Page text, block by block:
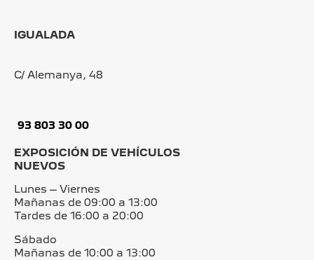
IGUALADA
C/ Alemanya, 48
93 803 30 00
EXPOSICIÓN DE VEHÍCULOS
NUEVOS
Lunes – Viernes
Mañanas de 09:00 a 13:00
Tardes de 16:00 a 20:00
Sábado
Mañanas de 10:00 a 13:00